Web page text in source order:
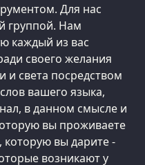
Для нас
группой. Нам
каждый из вас
своего желания
и света посредством
вашего языка,
в данном смысле и
вы проживаете
вы дарите -
возникают у